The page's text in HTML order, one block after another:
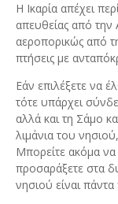
H Iκαρία απέχει
απευθείας από
αεροπορικώς από
πτήσεις με
Εάν επιλέξετε να
τότε υπάρχει
αλλά και τη Σάμο
λιμάνια του
Μπορείτε ακόμα να
προσαράξετε στα
νησιού είναι